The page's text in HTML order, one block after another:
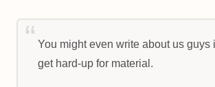
You might even write about us guys
get hard-up for material.